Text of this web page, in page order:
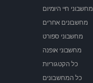
מחשבוני חיי היומיום
מחשבונים אחרים
מחשבוני ספורט
מחשבוני אופנה
כל הקטגוריות
כל המחשבונים